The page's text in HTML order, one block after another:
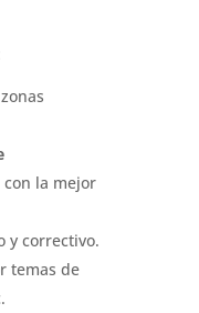
con la mejor
y correctivo.
temas de